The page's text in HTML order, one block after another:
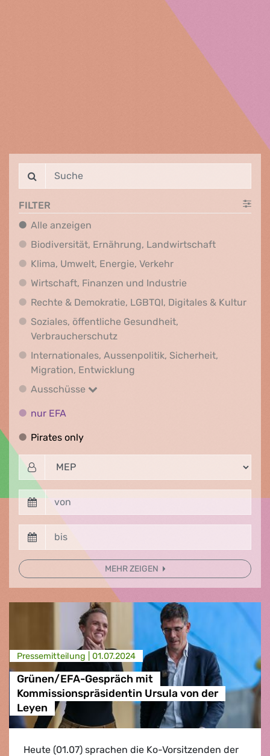
FILTER
Alle anzeigen
Biodiversität, Ernährung, Landwirtschaft
Klima, Umwelt, Energie, VerkehrKlima, Umwelt,
Wirtschaft, Finanzen und IndustrieWirtschaft,
Rechte & Demokratie, LGBTQI, Digitales & Kultur
Soziales, öffentliche Gesundheit,
VerbraucherschutzSoziales, öffentliche Gesundheit,
Internationales, Aussenpolitik, Sicherheit,
Migration, Entwicklung
Ausschüsse
Ausschüsse
nur EFA
Pirates onlyPirates only
MEHR ZEIGEN
Presse­mitteilung | 01.07.2024
Grünen/EFA-Gespräch mit
Kommissionspräsidentin Ursula von der
Leyen
Heute (01.07) sprachen die Ko-Vorsitzenden der